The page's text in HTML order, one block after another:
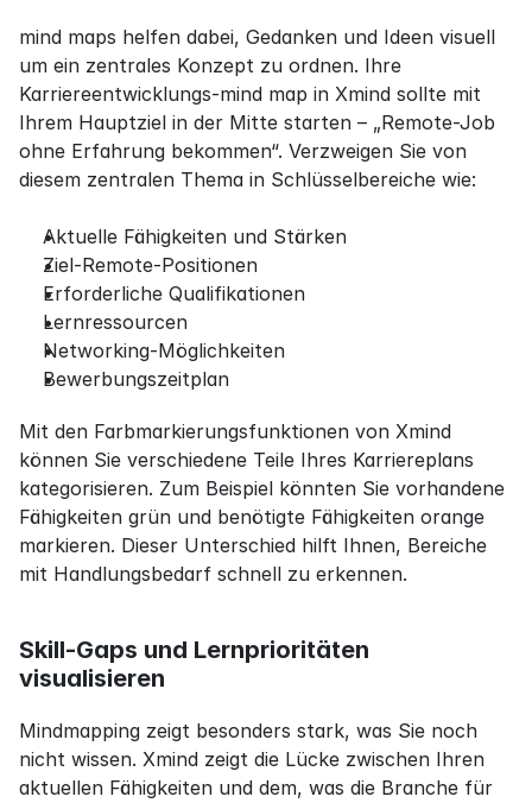
mind maps helfen dabei, Gedanken und Ideen visuell
um ein zentrales Konzept zu ordnen. Ihre
Karriereentwicklungs-mind map in Xmind sollte mit
Ihrem Hauptziel in der Mitte starten – „Remote-Job
ohne Erfahrung bekommen“. Verzweigen Sie von
diesem zentralen Thema in Schlüsselbereiche wie:
Aktuelle Fähigkeiten und Stärken
Ziel-Remote-Positionen
Erforderliche Qualifikationen
Lernressourcen
Networking-Möglichkeiten
Bewerbungszeitplan
Mit den Farbmarkierungsfunktionen von Xmind
können Sie verschiedene Teile Ihres Karriereplans
kategorisieren. Zum Beispiel könnten Sie vorhandene
Fähigkeiten grün und benötigte Fähigkeiten orange
markieren. Dieser Unterschied hilft Ihnen, Bereiche
mit Handlungsbedarf schnell zu erkennen.
Skill-Gaps und Lernprioritäten
visualisieren
Mindmapping zeigt besonders stark, was Sie noch
nicht wissen. Xmind zeigt die Lücke zwischen Ihren
aktuellen Fähigkeiten und dem, was die Branche für